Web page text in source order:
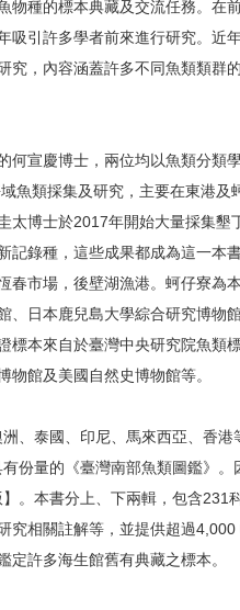
物種的標本典藏及交流任務。在
吸引許多學者前來進行研究。近
究，內容涵蓋許多不同魚類類群
何宣慶博士，兩位均以魚類分類
魚類採集及研究，主要在東港及
太博士於2017年開始大量採集墾
記錄種，這些成果都成為這一本
春市場，後壁湖漁港。蚵仔寮為
、日本鹿兒島大學綜合研究博物
標本來自於臺灣中央研究院魚類
館及美國自然史博物館等。
、泰國、印尼、馬來西亞、香港
份量的《臺灣南部魚類圖鑑》。
。本書分上、下兩輯，包含231
究相關註解等，並提供超過
許多海生館舊有典藏之標本。